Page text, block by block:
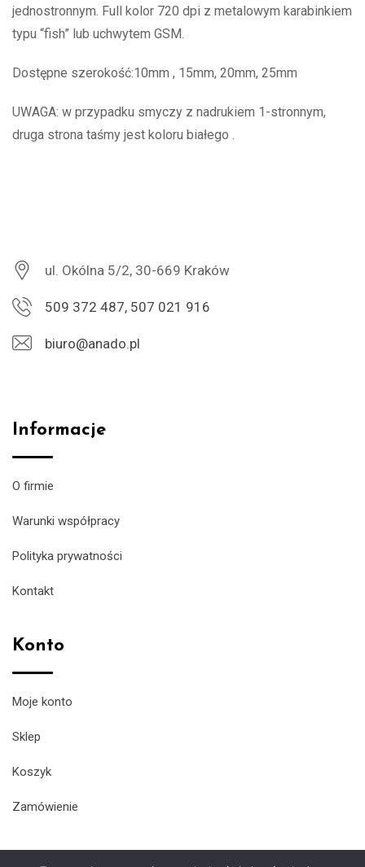
jednostronnym. Full kolor 720 dpi z metalowym karabinkiem
typu “fish” lub uchwytem GSM.
Dostępne szerokość:10mm , 15mm, 20mm, 25mm
UWAGA: w przypadku smyczy z nadrukiem 1-stronnym,
druga strona taśmy jest koloru białego .
ul. Okólna 5/2, 30-669 Kraków
509 372 487, 507 021 916
biuro@anado.pl
Informacje
O firmie
Warunki współpracy
Polityka prywatności
Kontakt
Konto
Moje konto
Sklep
Koszyk
Zamówienie